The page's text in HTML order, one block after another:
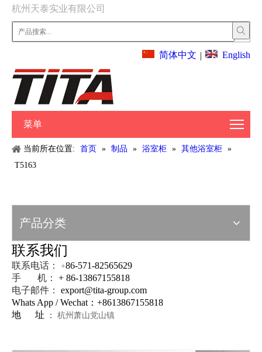
杭州天泰实业有限公司
简体中文 | English
菜单
当前所在位置: 首页 » 制品 » 浴室柜 » 其他浴室柜 »
T5163
产品分类
联系我们
联系电话： +86-571-82565629
手 机：
+ 86-13867155818
电子邮件：
export@tita-group.com
Whats App / Wechat：+8613867155818
地 址
： 杭州萧山党山镇